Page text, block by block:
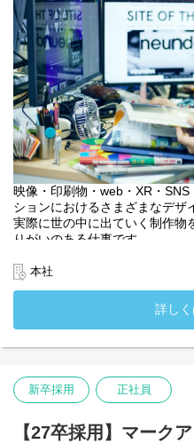
映像・印刷物・web・XR・
ションにおけるさまざまなデザ
実際に世の中に出ていく制作物
りがいのある仕事です。
目指せるポジションです。
・入社時配属先：関西支社
本社
詳し
新卒採用 正社員
【27卒採用】マーク